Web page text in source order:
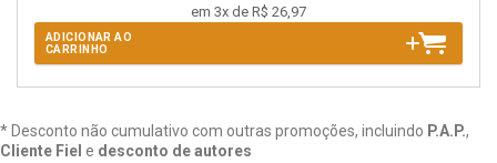
em 3x de R$ 26,97
ADICIONAR AO
CARRINHO
* Desconto não cumulativo com outras promoções, incluindo P.A.P.,
Cliente Fiel e desconto de autores